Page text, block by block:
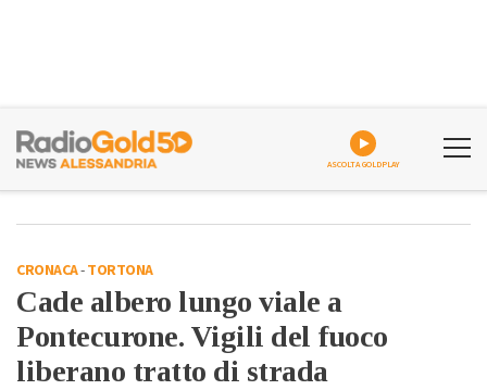
ASCOLTA GOLDPLAY
CRONACA-TORTONA
Cade albero lungo viale a
Pontecurone. Vigili del fuoco
liberano tratto di strada